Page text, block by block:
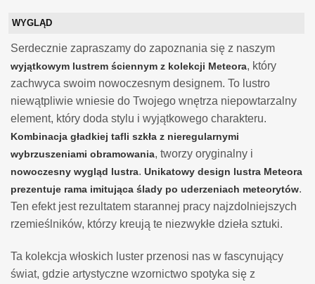
WYGLĄD
Serdecznie zapraszamy do zapoznania się z naszym
wyjątkowym lustrem ściennym z kolekcji Meteora, który
zachwyca swoim nowoczesnym designem. To lustro
niewątpliwie wniesie do Twojego wnętrza niepowtarzalny
element, który doda stylu i wyjątkowego charakteru.
Kombinacja gładkiej tafli szkła z nieregularnymi
wybrzuszeniami obramowania, tworzy oryginalny i
nowoczesny wygląd lustra. Unikatowy design lustra Meteora
prezentuje rama imitująca ślady po uderzeniach meteorytów.
Ten efekt jest rezultatem starannej pracy najzdolniejszych
rzemieślników, którzy kreują te niezwykłe dzieła sztuki.
Ta kolekcja włoskich luster przenosi nas w fascynujący
świat, gdzie artystyczne wzornictwo spotyka się z